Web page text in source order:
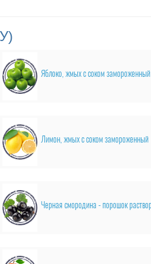
Яблоко, жмых с соком замороженный
Лимон, жмых с соком замороженный